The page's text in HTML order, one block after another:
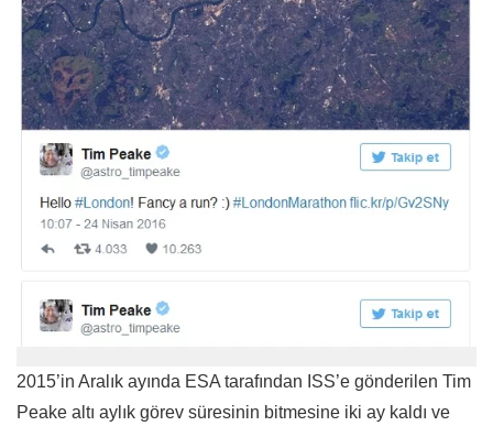
2015’in Aralık ayında ESA tarafından ISS’e gönderilen Tim
Peake altı aylık görev süresinin bitmesine iki ay kaldı ve